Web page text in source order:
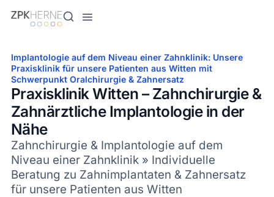
springen
Implantologie auf dem Niveau einer Zahnklinik: Unsere
Praxisklinik für unsere Patienten aus Witten mit
Schwerpunkt Oralchirurgie & Zahnersatz
Praxisklinik Witten – Zahnchirurgie &
Zahnärztliche Implantologie in der
Nähe
Zahnchirurgie & Implantologie auf dem
Niveau einer Zahnklinik » Individuelle
Beratung zu Zahnimplantaten & Zahnersatz
für unsere Patienten aus Witten